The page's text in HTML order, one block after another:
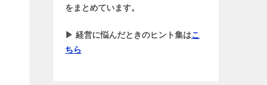
をまとめています。
▶ 経営に悩んだときのヒント集はこ
ちら